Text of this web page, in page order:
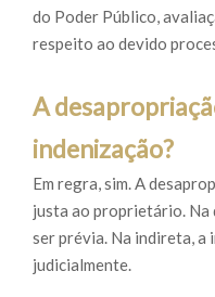
do Poder Público,
respeito ao devido
A
indenização?
Em regra, sim. A
justa ao proprietário. Na
ser prévia. Na indireta, a
judicialmente.